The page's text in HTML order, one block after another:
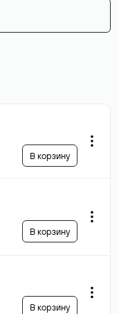
В корзину
В корзину
В корзину